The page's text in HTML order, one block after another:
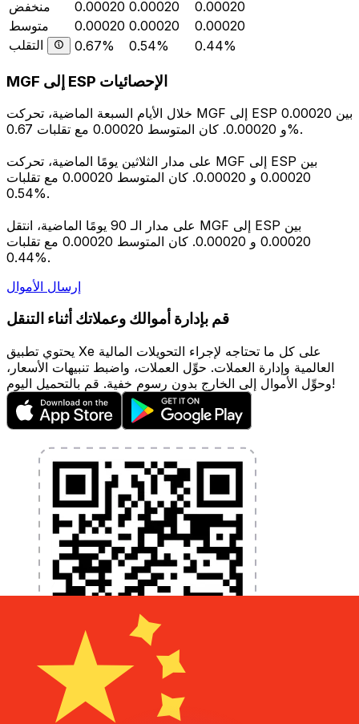
منخفض
0.00020 0.00020
0.00020
متوسط
0.00020 0.00020
0.00020
التقلب
0.67% 0.54% 0.44%
MGF إلى ESP الإحصائيات
خلال الأيام السبعة الماضية، تحركت MGF إلى ESP بين 0.00020
و 0.00020. كان المتوسط 0.00020 مع تقلبات 0.67%.
على مدار الثلاثين يومًا الماضية، تحركت MGF إلى ESP بين
0.00020 و 0.00020. كان المتوسط 0.00020 مع تقلبات
0.54%.
على مدار الـ 90 يومًا الماضية، انتقل MGF إلى ESP بين
0.00020 و 0.00020. كان المتوسط 0.00020 مع تقلبات
0.44%.
إرسال الأموال
قم بإدارة أموالك وعملاتك أثناء التنقل
يحتوي تطبيق Xe على كل ما تحتاجه لإجراء التحويلات المالية
العالمية وإدارة العملات. حوِّل العملات، واضبط تنبيهات الأسعار،
وحوِّل الأموال إلى الخارج بدون رسوم خفية. قم بالتحميل اليوم!